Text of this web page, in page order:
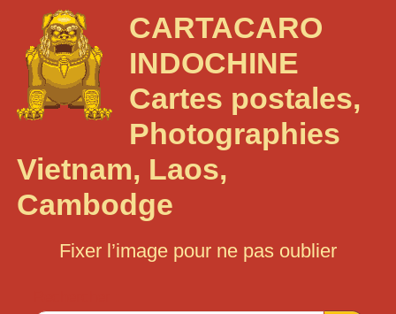
CARTACARO
INDOCHINE
Cartes postales,
Photographies
Vietnam, Laos,
Cambodge
Fixer l’image pour ne pas oublier